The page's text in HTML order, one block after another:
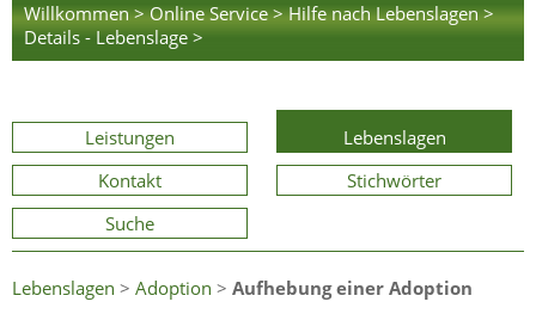
Willkommen > Online Service > Hilfe nach Lebenslagen >
Details - Lebenslage >
Leistungen
Lebenslagen
Kontakt
Stichwörter
Suche
Lebenslagen > Adoption > Aufhebung einer Adoption